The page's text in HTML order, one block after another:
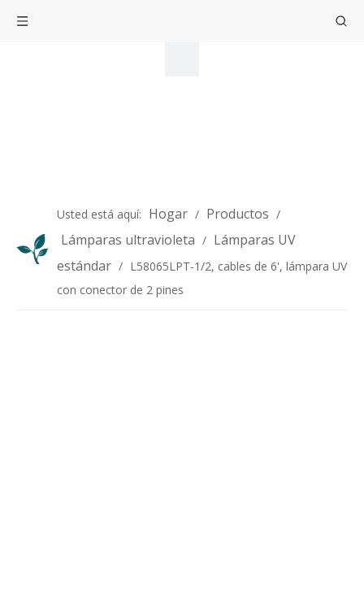
Usted está aquí: Hogar / Productos /
Lámparas ultravioleta / Lámparas UV
estándar / L58065LPT-1/2, cables de 6', lámpara UV
con conector de 2 pines